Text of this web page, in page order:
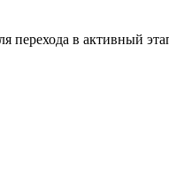
перехода в активный